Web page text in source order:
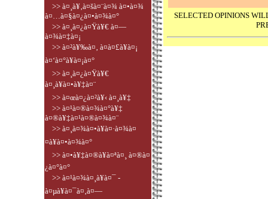
>> à¤¸à¥‚à¤šà¤¨à¤¾ à¤•à¤¾
à¤…à¤§à¤¿à¤•à¤¾à¤°
>> à¤¸à¤¿à¤Ÿà¥€ à¤—
à¤¾à¤‡à¤¡
>> à¤²à¥‰à¤‚ à¤à¤£à¥à¤¡
à¤‘à¤°à¥à¤¡à¤°
>> à¤¸à¤¿à¤Ÿà¥€
à¤¸à¥à¤•à¥‡à¤¨
>> à¤œà¤¿à¤²à¥‹ à¤¸à¥‡
>> à¤¹à¤®à¤¾à¤°à¥‡
à¤®à¥‡à¤¹à¤®à¤¾à¤¨
>> à¤¸à¤¾à¤•à¥à¤·à¤¾à¤
¤à¥à¤•à¤¾à¤°
>> à¤•à¥‡à¤®à¥à¤ªà¤¸ à¤®à¤
¿à¤°à¤°
>> à¤¹à¤¾à¤¸à¥à¤¯ -
à¤µà¥à¤¯à¤‚à¤—
SELECTED OPINIONS